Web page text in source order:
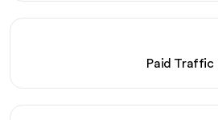
Paid Traffic